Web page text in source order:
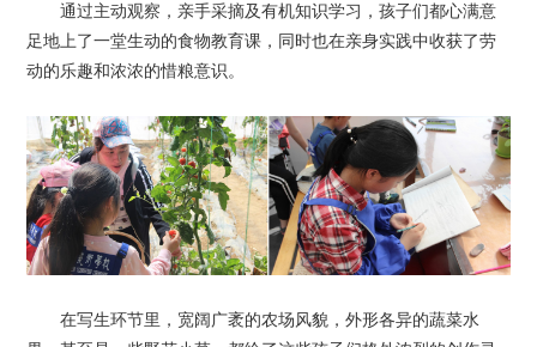
通过主动观察，亲手采摘及有机知识学习，孩子们都心满意
足地上了一堂生动的食物教育课，同时也在亲身实践中收获了劳
动的乐趣和浓浓的惜粮意识。
在写生环节里，宽阔广袤的农场风貌，外形各异的蔬菜水